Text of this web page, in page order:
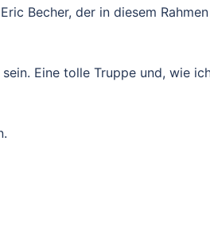
Becher, der in diesem
Eine tolle Truppe und, wie